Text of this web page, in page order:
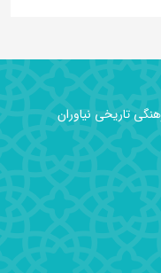
تاریخی نیاوران